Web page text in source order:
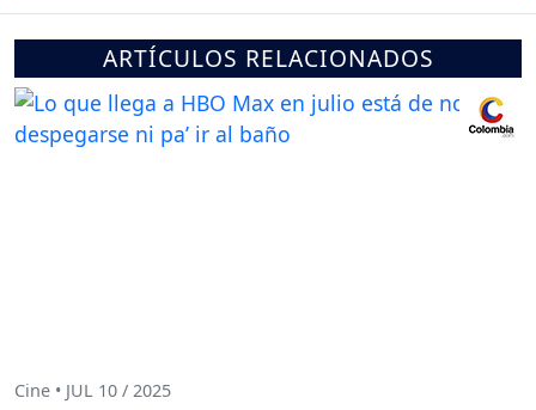
ARTÍCULOS RELACIONADOS
Cine • JUL 10 / 2025